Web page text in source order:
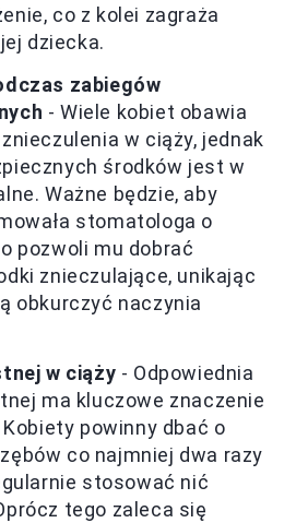
co z kolei zagraża
dziecka.
zabiegów
- Wiele kobiet obawia
w ciąży, jednak
środków jest w
Ważne będzie, aby
stomatologa o
pozwoli mu dobrać
znieczulające, unikając
obkurczyć naczynia
w ciąży - Odpowiednia
ma kluczowe znaczenie
powinny dbać o
co najmniej dwa razy
stosować nić
tego zaleca się